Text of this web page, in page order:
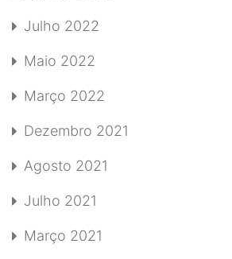
Julho 2022
Maio 2022
Março 2022
Dezembro 2021
Agosto 2021
Julho 2021
Março 2021